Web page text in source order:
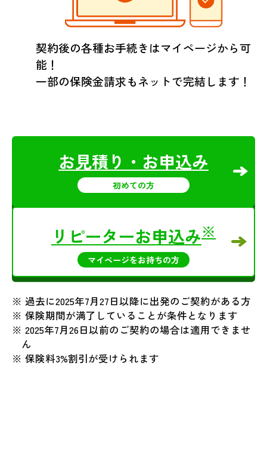
契約後の各種お手続きはマイページから可
能！
一部の保険金請求もネットで完結します！
お見積り・お申込み
初めての方
リピーターお申込み※
マイページをお持ちの方
※ 過去に2025年7月27日以降に出発のご契約がある方
※ 保険期間が満了していることが条件となります
※ 2025年7月26日以前のご契約の場合は適用できませ
ん
※ 保険料3%割引が受けられます